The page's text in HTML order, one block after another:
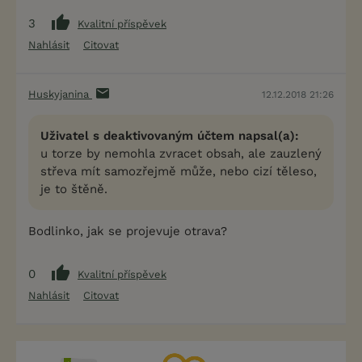
3
Kvalitní příspěvek
Nahlásit
Citovat
Huskyjanina 12.12.2018 21:26
Uživatel s deaktivovaným účtem napsal(a):
u torze by nemohla zvracet obsah, ale zauzlený
střeva mít samozřejmě může, nebo cizí těleso,
je to štěně.
Bodlinko, jak se projevuje otrava?
0
Kvalitní příspěvek
Nahlásit
Citovat